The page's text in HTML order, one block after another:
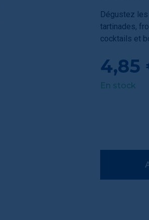
Dégustez
tartinades,
cocktails et
4,85
En stock